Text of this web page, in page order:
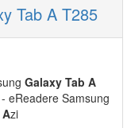
Tab A T285
Galaxy Tab A
eReadere Samsung
Azi